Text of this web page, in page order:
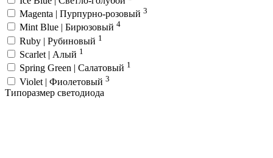
Magenta | Пурпурно-розовый 3
Mint Blue | Бирюзовый 4
Ruby | Рубиновый 1
Scarlet | Алый 1
Spring Green | Салатовый 1
Violet | Фиолетовый 3
Типоразмер светодиода